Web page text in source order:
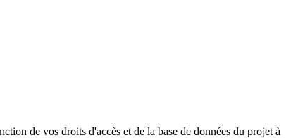
de vos droits d'accès et de la base de données du projet à